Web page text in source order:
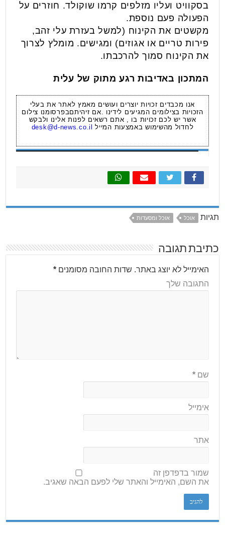
בסקוויט ועליו מזלפים קרמו שוקולד. חוזרים על
הפעולה פעם נוספת.
מקשטים את הקינוח (למשל בעזרת עלי זהב,
פירות טריים או אגוזים) ומגישים. מומלץ לצרוך
את הקינוח סמוך להרכבתו.
המתכון באדיבות רגע מתוק של עלית
אנו מכבדים זכויות יוצרים ועושים מאמץ לאתר את בעלי
הזכויות בצילומים המגיעים לידינו .אם זיהיתםבפרסומנו צילום
אשר יש לכם זכויות בו , אתם רשאים לפנות אלינו ולבקש
לחדול מהשימוש באמצעות המייל
desk@d-news.co.il
תגיות אוכל אוכל ומסעדות
כתיבת תגובה
האימייל לא יוצג באתר. שדות החובה מסומנים*
התגובה שלך
שם*
אימייל
אתר
שמור בדפדפן זה
את השם, האימייל והאתר שלי לפעם הבאה שאגיב.